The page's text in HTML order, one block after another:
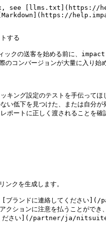
see [llms.txt](https://
する
ックの送客を始める前に、
コンバージョンが大量に入り
ング設定のテストを手伝ってほ
低下を見つけた、または自分が
ートに正しく渡されることを確
ンクを生成します。
ら、 [ブランドに連絡し
従ってください](/